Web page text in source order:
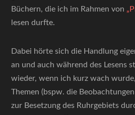
Büchern, die ich im Rahmen von
lesen durfte.
Dabei hörte sich die Handlung
an und auch während des Lesens
wieder, wenn ich kurz wach
Themen (bspw. die
zur Besetzung des Ruhrgebiets